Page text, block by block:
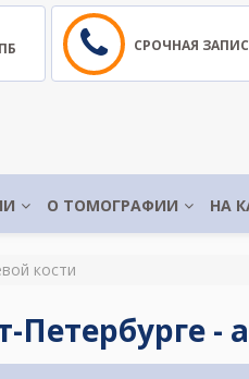
СРОЧНАЯ
О ТОМОГРАФИИ НА
кости
Петербурге -